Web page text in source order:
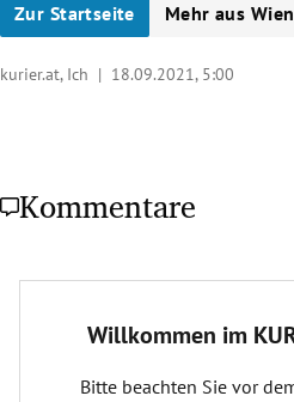
Zur Startseite Mehr aus Wien
kurier.at, Ich | 18.09.2021, 5:00
Kommentare